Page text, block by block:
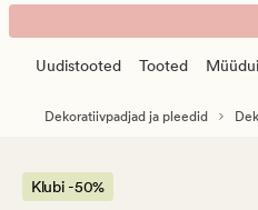
Ellinor
dekoratiivpadja
banner.
PressUudistooted Tooted
Dekoratiivpadjad ja pleedid
Klubi -50%